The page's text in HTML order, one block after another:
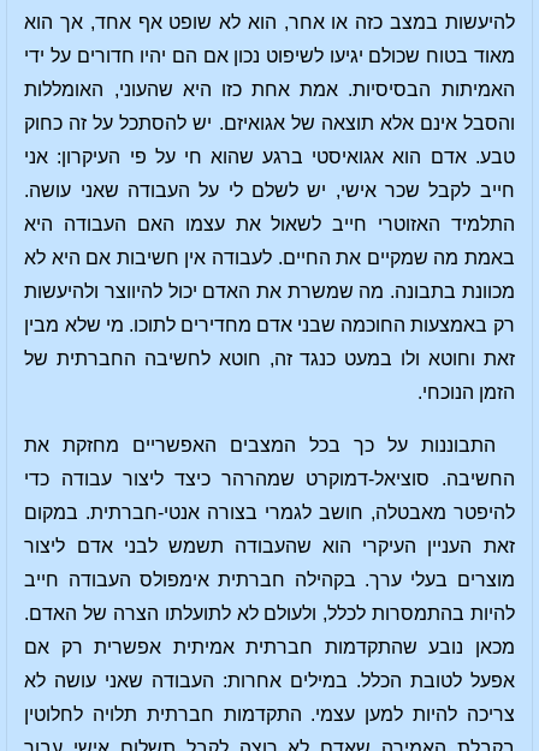
להיעשות במצב כזה או אחר, הוא לא שופט אף אחד, אך הוא
מאוד בטוח שכולם יגיעו לשיפוט נכון אם הם יהיו חדורים על ידי
האמיתות הבסיסיות. אמת אחת כזו היא שהעוני, האומללות
והסבל אינם אלא תוצאה של אגואיזם. יש להסתכל על זה כחוק
טבע. אדם הוא אגואיסטי ברגע שהוא חי על פי העיקרון: אני
חייב לקבל שכר אישי, יש לשלם לי על העבודה שאני עושה.
התלמיד האזוטרי חייב לשאול את עצמו האם העבודה היא
באמת מה שמקיים את החיים. לעבודה אין חשיבות אם היא לא
מכוונת בתבונה. מה שמשרת את האדם יכול להיווצר ולהיעשות
רק באמצעות החוכמה שבני אדם מחדירים לתוכו. מי שלא מבין
זאת וחוטא ולו במעט כנגד זה, חוטא לחשיבה החברתית של
הזמן הנוכחי.
התבוננות על כך בכל המצבים האפשריים מחזקת את
החשיבה. סוציאל-דמוקרט שמהרהר כיצד ליצור עבודה כדי
להיפטר מאבטלה, חושב לגמרי בצורה אנטי-חברתית. במקום
זאת העניין העיקרי הוא שהעבודה תשמש לבני אדם ליצור
מוצרים בעלי ערך. בקהילה חברתית אימפולס העבודה חייב
להיות בהתמסרות לכלל, ולעולם לא לתועלתו הצרה של האדם.
מכאן נובע שהתקדמות חברתית אמיתית אפשרית רק אם
אפעל לטובת הכלל. במילים אחרות: העבודה שאני עושה לא
צריכה להיות למען עצמי. התקדמות חברתית תלויה לחלוטין